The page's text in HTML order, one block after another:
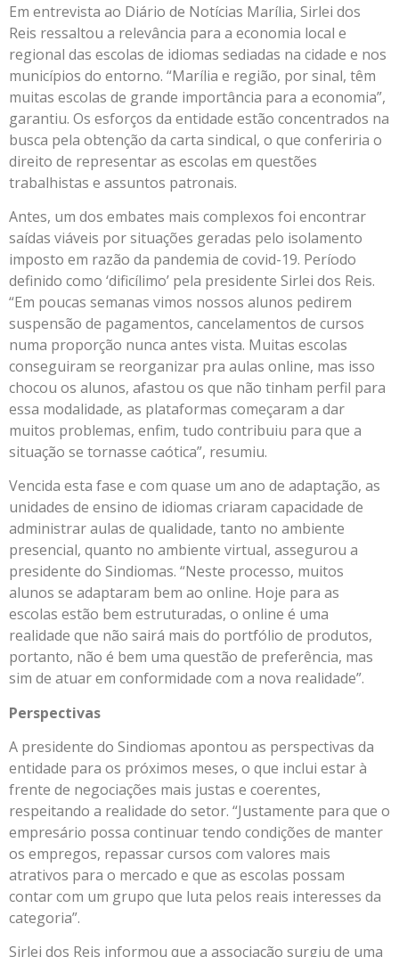
Em entrevista ao Diário de Notícias Marília, Sirlei dos
Reis ressaltou a relevância para a economia local e
regional das escolas de idiomas sediadas na cidade e nos
municípios do entorno. “Marília e região, por sinal, têm
muitas escolas de grande importância para a economia”,
garantiu. Os esforços da entidade estão concentrados na
busca pela obtenção da carta sindical, o que conferiria o
direito de representar as escolas em questões
trabalhistas e assuntos patronais.
Antes, um dos embates mais complexos foi encontrar
saídas viáveis por situações geradas pelo isolamento
imposto em razão da pandemia de covid-19. Período
definido como ‘dificílimo’ pela presidente Sirlei dos Reis.
“Em poucas semanas vimos nossos alunos pedirem
suspensão de pagamentos, cancelamentos de cursos
numa proporção nunca antes vista. Muitas escolas
conseguiram se reorganizar pra aulas online, mas isso
chocou os alunos, afastou os que não tinham perfil para
essa modalidade, as plataformas começaram a dar
muitos problemas, enfim, tudo contribuiu para que a
situação se tornasse caótica”, resumiu.
Vencida esta fase e com quase um ano de adaptação, as
unidades de ensino de idiomas criaram capacidade de
administrar aulas de qualidade, tanto no ambiente
presencial, quanto no ambiente virtual, assegurou a
presidente do Sindiomas. “Neste processo, muitos
alunos se adaptaram bem ao online. Hoje para as
escolas estão bem estruturadas, o online é uma
realidade que não sairá mais do portfólio de produtos,
portanto, não é bem uma questão de preferência, mas
sim de atuar em conformidade com a nova realidade”.
Perspectivas
A presidente do Sindiomas apontou as perspectivas da
entidade para os próximos meses, o que inclui estar à
frente de negociações mais justas e coerentes,
respeitando a realidade do setor. “Justamente para que o
empresário possa continuar tendo condições de manter
os empregos, repassar cursos com valores mais
atrativos para o mercado e que as escolas possam
contar com um grupo que luta pelos reais interesses da
categoria”.
Sirlei dos Reis informou que a associação surgiu de uma